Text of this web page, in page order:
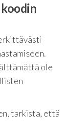
ole
tarkista, että